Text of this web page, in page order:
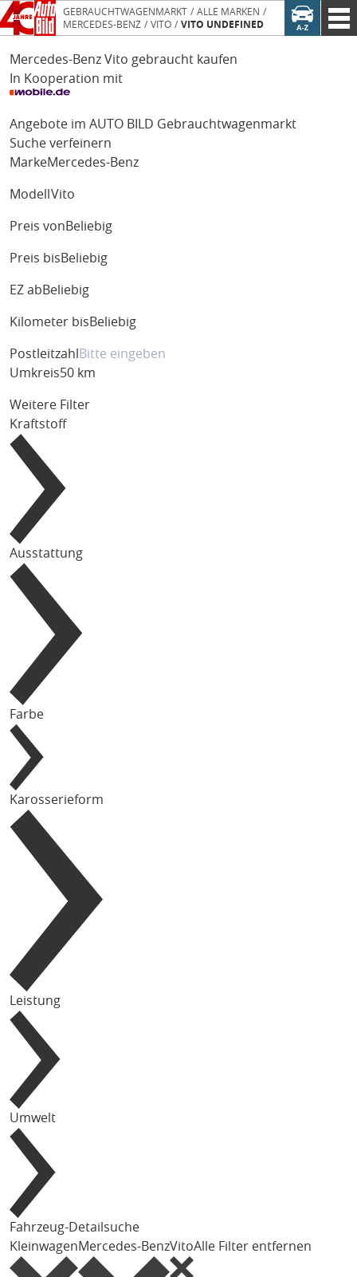
GEBRAUCHTWAGENMARKT
ALLE MARKEN
MERCEDES-BENZ
VITO VITO UNDEFINED
Mercedes-Benz Vito gebraucht kaufen
In Kooperation mit
Angebote im AUTO BILD Gebrauchtwagenmarkt
Suche verfeinern
MarkeMercedes-Benz
Modell Vito
Preis von Beliebig
Preis bis Beliebig
EZ ab Beliebig
Kilometer bis Beliebig
Postleitzahl
Umkreis50 km
Weitere Filter
Kraftstoff
Ausstattung
Farbe
Karosserieform
Leistung
Umwelt
Fahrzeug-Detailsuche
KleinwagenMercedes-BenzVitoAlle Filter entfernen